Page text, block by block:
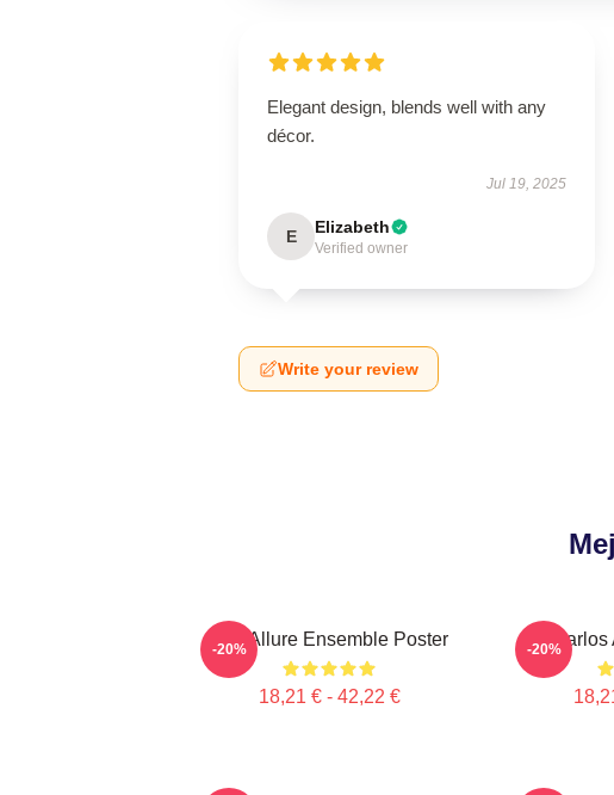
Elegant design, blends well with any
décor.
Jul 19, 2025
E Elizabeth
Verified owner
Write your review
Ace Allure Ensemble Poster
18,21 € - 42,22 €
-20% Carlos
-20%